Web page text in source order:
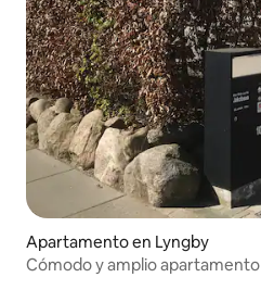
Apartamento en Lyngby
Cómodo y amplio apartamento